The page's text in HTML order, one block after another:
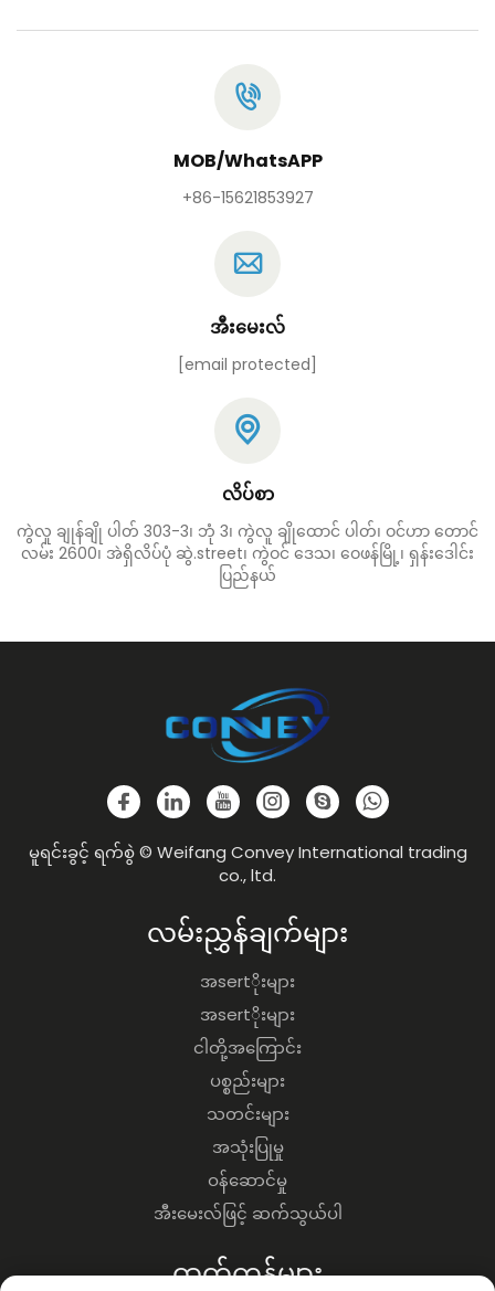
MOB/WhatsAPP
+86-15621853927
အီးမေးလ်
[email protected]
လိပ်စာ
ကွဲလူ ချုန်ချို ပါတ် 303-3၊ ဘုံ 3၊ ကွဲလူ ချိုထောင် ပါတ်၊ ဝင်ဟာ တောင်
လမ်း 2600၊ အဲရှိလိပ်ပုံ ဆွဲ.street၊ ကွဲဝင် ဒေသ၊ ဝေဖန်မြို့၊ ရှန်းဒေါင်း
ပြည်နယ်
မူရင်းခွင့် ရက်စွဲ © Weifang Convey International trading
co., ltd.
လမ်းညွှန်ချက်များ
အsertိုးများ
အsertိုးများ
ငါတို့အကြောင်း
ပစ္စည်းများ
သတင်းများ
အသုံးပြုမှု
ဝန်ဆောင်မှု
အီးမေးလ်ဖြင့် ဆက်သွယ်ပါ
ထုတ်ကုန်များ